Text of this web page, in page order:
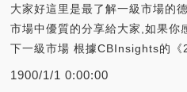
大家好這里是最了解一級市場的
市場中優質的分享給大家,如果你
下一級市場 根據CBInsights的《
1900/1/1 0:00:00